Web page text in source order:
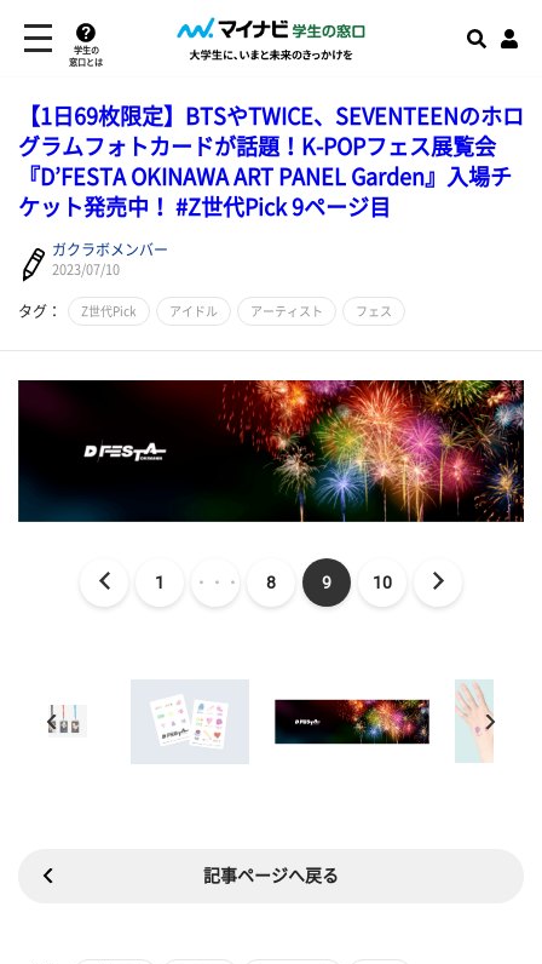
学生の
窓口とは
【1日69枚限定】BTSやTWICE、SEVENTEENのホロ
グラムフォトカードが話題！K-POPフェス展覧会
『D’FESTA OKINAWA ART PANEL Garden』入場チ
ケット発売中！ #Z世代Pick 9ページ目
ガクラボメンバー
2023/07/10
タグ： Z世代Pick アイドル アーティスト フェス
1 ・・・ 8 9 10
記事ページへ戻る